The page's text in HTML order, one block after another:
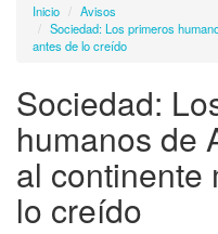
Inicio
Avisos
Sociedad: Los primeros
antes de lo creído
Sociedad:
humanos de
al continente
lo creído